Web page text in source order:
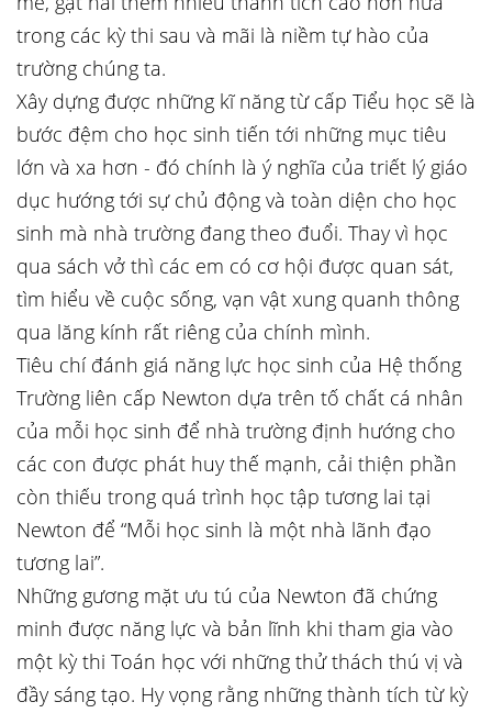
trong các kỳ thi sau và mãi là niềm tự hào của
trường chúng ta.
Xây dựng được những kĩ năng từ cấp Tiểu học sẽ là
bước đệm cho học sinh tiến tới những mục tiêu
lớn và xa hơn - đó chính là ý nghĩa của triết lý giáo
dục hướng tới sự chủ động và toàn diện cho học
sinh mà nhà trường đang theo đuổi. Thay vì học
qua sách vở thì các em có cơ hội được quan sát,
tìm hiểu về cuộc sống, vạn vật xung quanh thông
qua lăng kính rất riêng của chính mình.
Tiêu chí đánh giá năng lực học sinh của Hệ thống
Trường liên cấp Newton dựa trên tố chất cá nhân
của mỗi học sinh để nhà trường định hướng cho
các con được phát huy thế mạnh, cải thiện phần
còn thiếu trong quá trình học tập tương lai tại
Newton để “Mỗi học sinh là một nhà lãnh đạo
tương lai”.
Những gương mặt ưu tú của Newton đã chứng
minh được năng lực và bản lĩnh khi tham gia vào
một kỳ thi Toán học với những thử thách thú vị và
đầy sáng tạo. Hy vọng rằng những thành tích từ kỳ